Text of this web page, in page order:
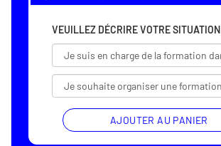
VEUILLEZ DÉCRIRE VOTRE SITUATION
AJOUTER AU PANIER